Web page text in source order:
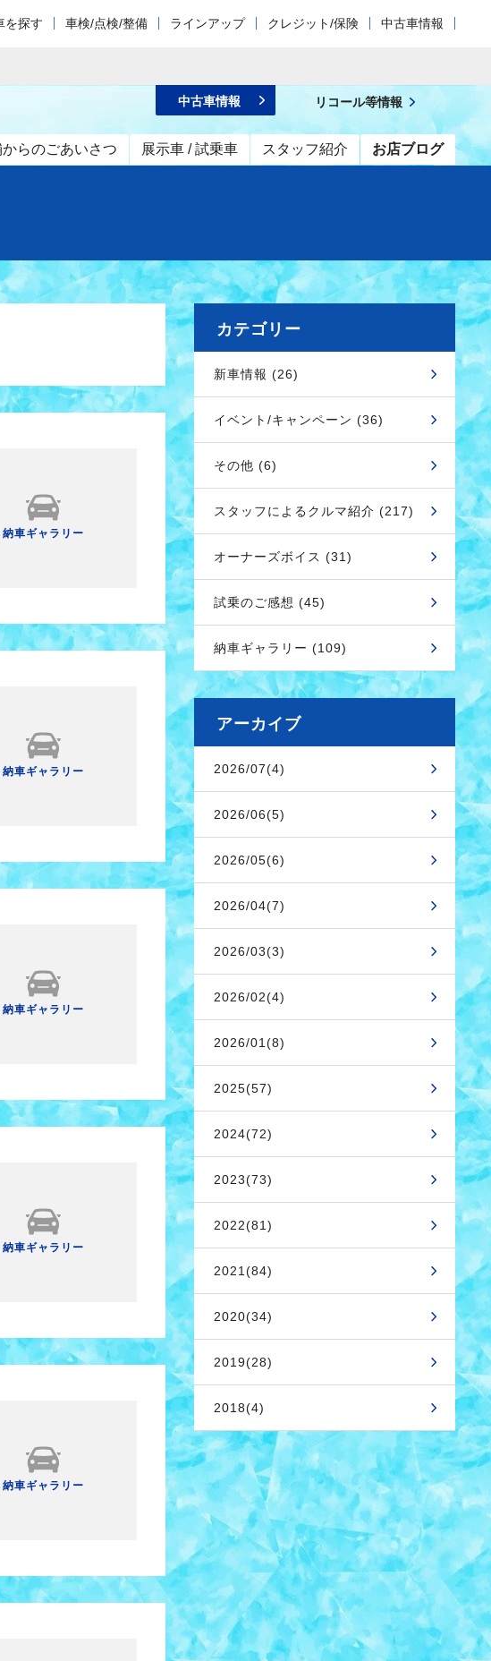
を探す 車検/点検/整備 ラインアップ クレジット/保険 中古車情報
からのごあいさつ 展示車 / 試乗車 スタッフ紹介 お店ブログ
中古車情報 リコール等情報
納車ギャラリー
納車ギャラリー
納車ギャラリー
納車ギャラリー
納車ギャラリー
カテゴリー
新車情報 (26)
イベント/キャンペーン (36)
その他 (6)
スタッフによるクルマ紹介 (217)
オーナーズボイス (31)
試乗のご感想 (45)
納車ギャラリー (109)
アーカイブ
2026/07(4)
2026/06(5)
2026/05(6)
2026/04(7)
2026/03(3)
2026/02(4)
2026/01(8)
2025(57)
2024(72)
2023(73)
2022(81)
2021(84)
2020(34)
2019(28)
2018(4)